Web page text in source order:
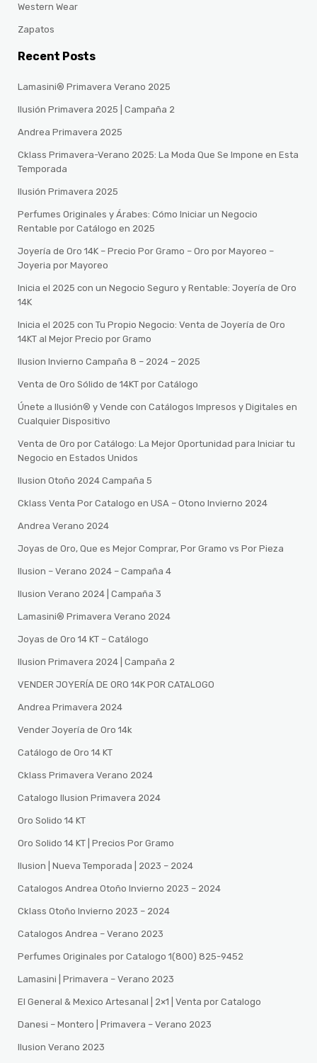
Western Wear
Zapatos
Recent Posts
Lamasini® Primavera Verano 2025
Ilusión Primavera 2025 | Campaña 2
Andrea Primavera 2025
Cklass Primavera-Verano 2025: La Moda Que Se Impone en Esta
Temporada
Ilusión Primavera 2025
Perfumes Originales y Árabes: Cómo Iniciar un Negocio
Rentable por Catálogo en 2025
Joyería de Oro 14K – Precio Por Gramo – Oro por Mayoreo –
Joyeria por Mayoreo
Inicia el 2025 con un Negocio Seguro y Rentable: Joyería de Oro
14K
Inicia el 2025 con Tu Propio Negocio: Venta de Joyería de Oro
14KT al Mejor Precio por Gramo
Ilusion Invierno Campaña 8 – 2024 – 2025
Venta de Oro Sólido de 14KT por Catálogo
Únete a Ilusión® y Vende con Catálogos Impresos y Digitales en
Cualquier Dispositivo
Venta de Oro por Catálogo: La Mejor Oportunidad para Iniciar tu
Negocio en Estados Unidos
Ilusion Otoño 2024 Campaña 5
Cklass Venta Por Catalogo en USA – Otono Invierno 2024
Andrea Verano 2024
Joyas de Oro, Que es Mejor Comprar, Por Gramo vs Por Pieza
Ilusion – Verano 2024 – Campaña 4
Ilusion Verano 2024 | Campaña 3
Lamasini®️ Primavera Verano 2024
Joyas de Oro 14 KT – Catálogo
Ilusion Primavera 2024 | Campaña 2
VENDER JOYERÍA DE ORO 14K POR CATALOGO
Andrea Primavera 2024
Vender Joyería de Oro 14k
Catálogo de Oro 14 KT
Cklass Primavera Verano 2024
Catalogo Ilusion Primavera 2024
Oro Solido 14 KT
Oro Solido 14 KT | Precios Por Gramo
Ilusion | Nueva Temporada | 2023 – 2024
Catalogos Andrea Otoño Invierno 2023 – 2024
Cklass Otoño Invierno 2023 – 2024
Catalogos Andrea – Verano 2023
Perfumes Originales por Catalogo 1(800) 825-9452
Lamasini | Primavera – Verano 2023
El General & Mexico Artesanal | 2×1 | Venta por Catalogo
Danesi – Montero | Primavera – Verano 2023
Ilusion Verano 2023